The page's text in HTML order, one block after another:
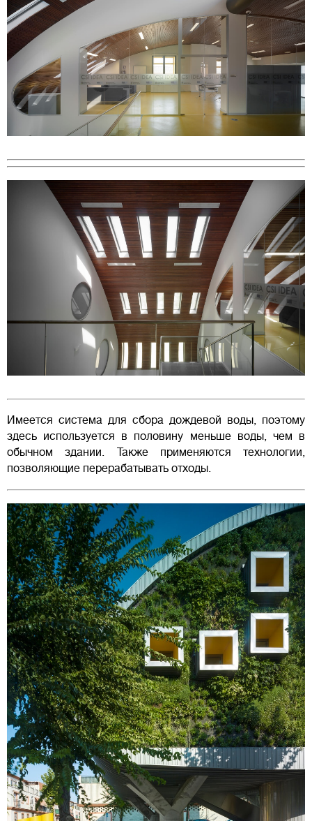
Имеется система для сбора дождевой воды, поэтому
здесь используется в половину меньше воды, чем в
обычном здании. Также применяются технологии,
позволяющие перерабатывать отходы.